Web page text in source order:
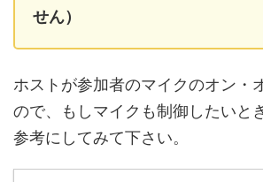
せん）
ホストが参加者のマイクのオン・
ので、もしマイクも制御したいと
参考にしてみて下さい。